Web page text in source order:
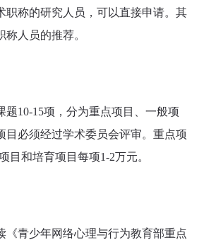
职称的研究人员，可以直接申请。其
人员的推荐。
题10-15项，分为重点项目、一般项
目必须经过学术委员会评审。重点项
目和培育项目每项1-2万元。
《青少年网络心理与行为教育部重点